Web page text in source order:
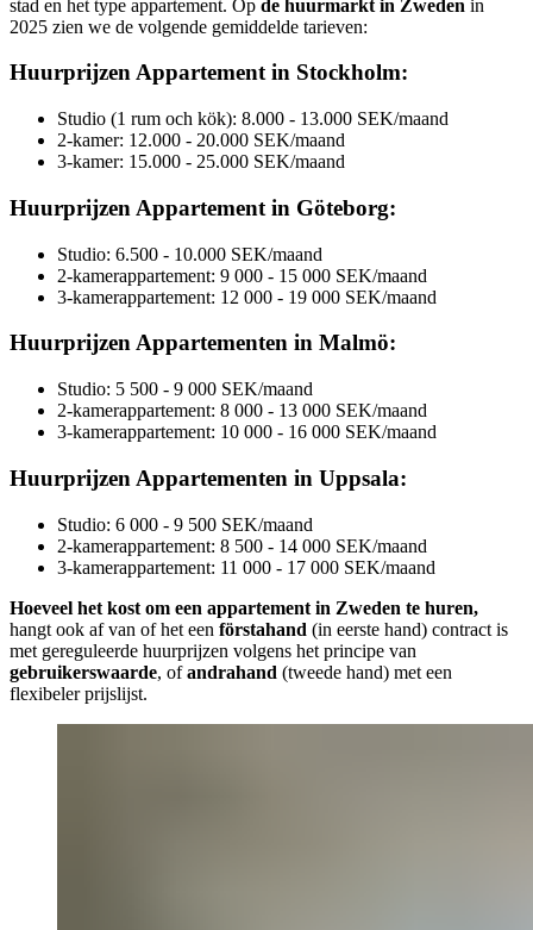
stad en het type appartement. Op de huurmarkt in Zweden in
2025 zien we de volgende gemiddelde tarieven:
Huurprijzen Appartement in Stockholm:
Studio (1 rum och kök): 8.000 - 13.000 SEK/maand
2-kamer: 12.000 - 20.000 SEK/maand
3-kamer: 15.000 - 25.000 SEK/maand
Huurprijzen Appartement in Göteborg:
Studio: 6.500 - 10.000 SEK/maand
2-kamerappartement: 9 000 - 15 000 SEK/maand
3-kamerappartement: 12 000 - 19 000 SEK/maand
Huurprijzen Appartementen in Malmö:
Studio: 5 500 - 9 000 SEK/maand
2-kamerappartement: 8 000 - 13 000 SEK/maand
3-kamerappartement: 10 000 - 16 000 SEK/maand
Huurprijzen Appartementen in Uppsala:
Studio: 6 000 - 9 500 SEK/maand
2-kamerappartement: 8 500 - 14 000 SEK/maand
3-kamerappartement: 11 000 - 17 000 SEK/maand
Hoeveel het kost om een appartement in Zweden te huren,
hangt ook af van of het een förstahand (in eerste hand) contract is
met gereguleerde huurprijzen volgens het principe van
gebruikerswaarde, ofandrahand (tweede hand) met een
flexibeler prijslijst.